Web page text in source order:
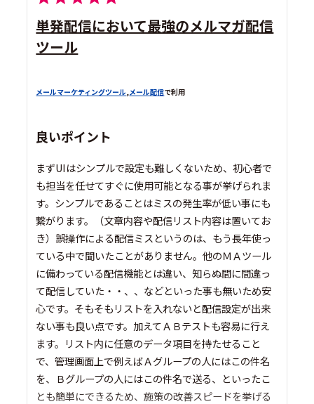
単発配信において最強のメルマガ配信
ツール
メールマーケティングツール , メール配信で利用
良いポイント
まずUIはシンプルで設定も難しくないため、初心者で
も担当を任せてすぐに使用可能となる事が挙げられま
す。シンプルであることはミスの発生率が低い事にも
繋がります。（文章内容や配信リスト内容は置いてお
き）誤操作による配信ミスというのは、もう長年使っ
ている中で聞いたことがありません。他のＭＡツール
に備わっている配信機能とは違い、知らぬ間に間違っ
て配信していた・・、、などといった事も無いため安
心です。そもそもリストを入れないと配信設定が出来
ない事も良い点です。加えてＡＢテストも容易に行え
ます。リスト内に任意のデータ項目を持たせること
で、管理画面上で例えばＡグループの人にはこの件名
を、Ｂグループの人にはこの件名で送る、といったこ
とも簡単にできるため、施策の改善スピードを挙げる